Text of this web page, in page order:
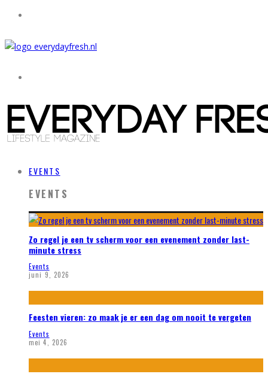
EVENTS
EVENTS
Zo regel je een tv scherm voor een evenement zonder last-
minute stress
Events
juni 9, 2026
Feesten vieren: zo maak je er een dag om nooit te vergeten
Events
mei 4, 2026